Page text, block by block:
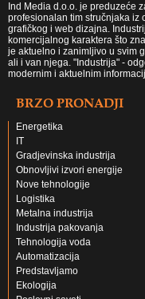
Ind Media d.o.o. je preduzeće
profesionalan tim stručnjaka iz
grafičkog i web dizajna.
komercijalnog karaktera što
je aktuelno i zanimljivo u svim
ali i van njega. "Industrija" -
modernim i aktuelnim
BRZO PRONADJI
Energetika
IT
Gradjevinska industrija
Obnovljivi izvori energije
Nove tehnologije
Logistika
Metalna industrija
Industrija pakovanja
Tehnologija voda
Automatizacija
Predstavljamo
Ekologija